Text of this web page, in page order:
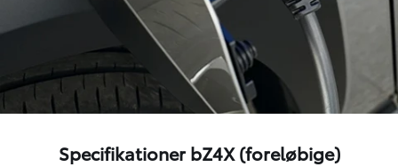
Specifikationer bZ4X (foreløbige)